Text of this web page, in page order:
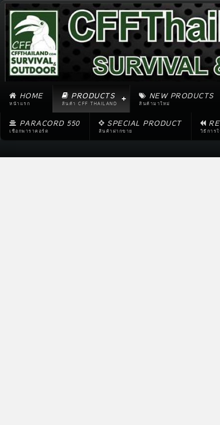
HOME
หน้าแรก
PRODUCTS
สินค้า CFF THAILAND
NEW PRODUCTS
สินค้ามาใหม่
PARACORD 550
เชือกพาราคอร์ด
SPECIAL PRODUCT
สินค้าฝากขาย วิธีการ